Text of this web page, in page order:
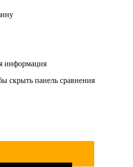
информация
скрыть панель сравнения